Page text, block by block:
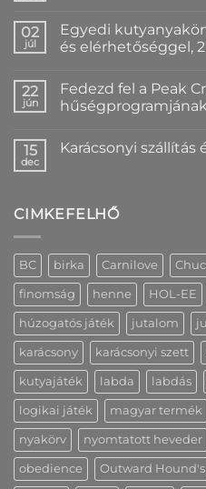
Karácsonyi
/
év
rend
bejegyzéshez
02
júl
Egyedi
és elérhetőséggel,
a(z)
Egyedi
kutyanyakörv
névvel
es
változatban
22
jún
Fedezd fel a Peak
a(z)
Creative
hűségprogramjának
15
dec
Karácsonyi szállítás
szállítás
CIMKEFELHŐ
BC birka Carnilove
finomság henne HOL-EE
húzogatós játék jutalom
karácsony karácsonyi szett
kutyajáték labda labdás
logikai játék magyar termék
nyakörv nyomtatott heveder
obedience Outward Hound's